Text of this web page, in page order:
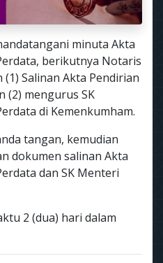
minuta Akta
berikutnya Notaris
Salinan Akta Pendirian
(2) mengurus SK
di Kemenkumham.
tangan, kemudian
dokumen salinan Akta
dan SK Menteri
2 (dua) hari dalam